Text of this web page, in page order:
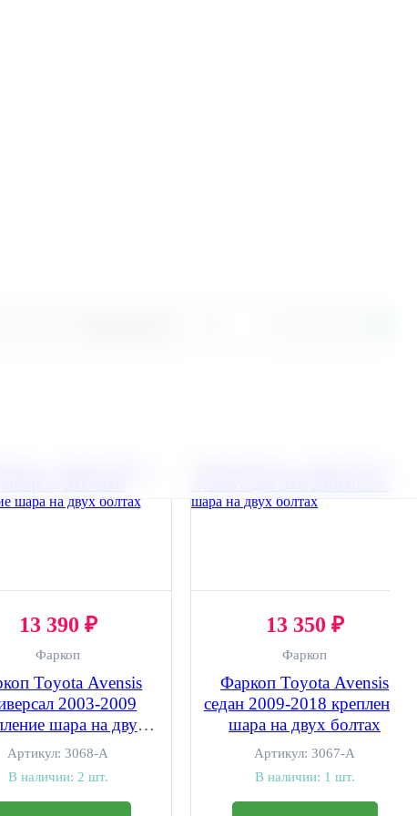
13 390 ₽
Фаркоп
Toyota Avensis
2003-2009
шара на двух
болтах
Артикул:3068-A
В наличии: 2 шт.
13 350 ₽
Фаркоп
Фаркоп Toyota Avensis
седан 2009-2018 крепление
шара на двух болтах
Артикул:3067-A
В наличии: 1 шт.